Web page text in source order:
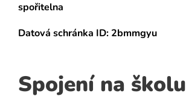
spořitelna
Datová schránka ID: 2bmmgyu
Spojení na školu